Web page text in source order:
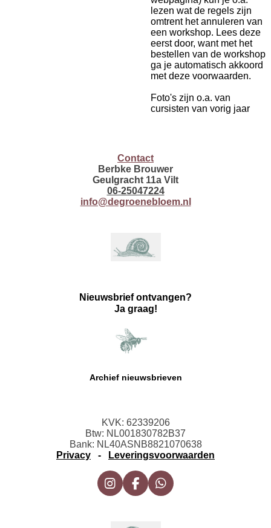
lezen wat de regels zijn
omtrent het annuleren van
een workshop. Lees deze
eerst door, want met het
bestellen van de workshop
ga je automatisch akkoord
met deze voorwaarden.
Foto's zijn o.a. van
cursisten van vorig jaar
Contact
Berbke Brouwer
Geulgracht 11a Vilt
06-25047224
info@degroenebloem.nl
Nieuwsbrief ontvangen?
Ja graag!
Archief nieuwsbrieven
KVK: 62339206
Btw: NL001830782B37
Bank: NL40ASNB8821070638
Privacy - Leveringsvoorwaarden
I
n
F
a
W
h